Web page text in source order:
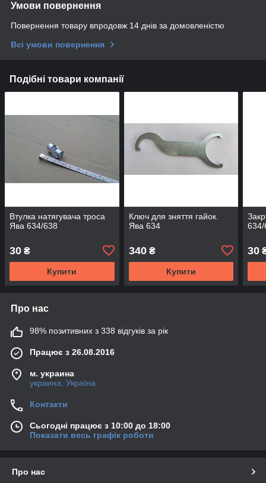
Умови повернення
Повернення товару впродовж 14 днів за домовленістю
Всі умови повернення
Подібні товари компанії
Втулка натягувача троса
Ява 634/638
30 ₴
Купити
Ключ для зняття гайок.
Ява 634
340₴
Купити
30
Про нас
98% позитивних з 338 відгуків за рік
Працює з 26.08.2016
м. украина
украина, Україна
Контакти
Сьогодні працює з 10:00 до 18:00
Показати весь графік роботи
Про нас